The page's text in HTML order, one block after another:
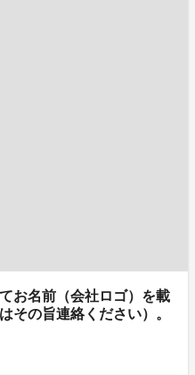
お名前（会社ロゴ）を載
その旨連絡ください）。